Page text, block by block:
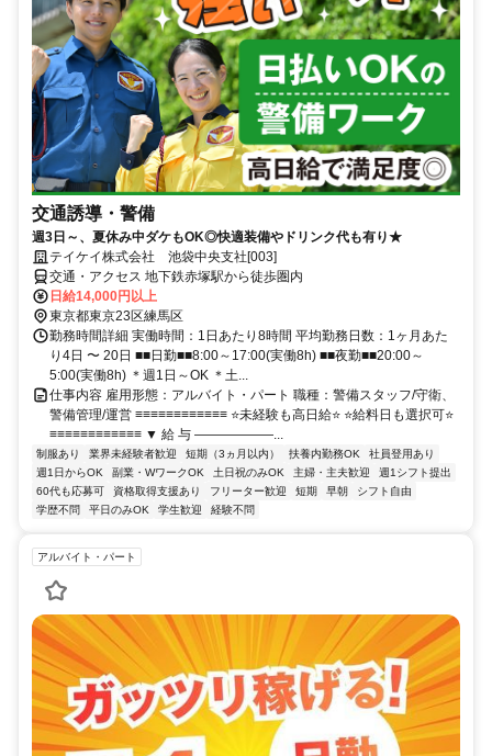
交通誘導・警備
週3日～、夏休み中ダケもOK◎快適装備やドリンク代も有り★
テイケイ株式会社 池袋中央支社[003]
交通・アクセス 地下鉄赤塚駅から徒歩圏内
日給14,000円以上
東京都東京23区練馬区
勤務時間詳細 実働時間：1日あたり8時間 平均勤務日数：1ヶ月あた
り4日 〜 20日 ■■日勤■■8:00～17:00(実働8h) ■■夜勤■■20:00～
5:00(実働8h) ＊週1日～OK ＊土...
仕事内容 雇用形態：アルバイト・パート 職種：警備スタッフ/守衛、
警備管理/運営 ≡≡≡≡≡≡≡≡≡≡≡≡ ⭐未経験も高日給⭐ ⭐給料日も選択可⭐
≡≡≡≡≡≡≡≡≡≡≡≡ ▼ 給 与 ――――――...
制服あり 業界未経験者歓迎 短期（3ヵ月以内） 扶養内勤務OK
社員登用あり
週1日からOK
副業・WワークOK 土日祝のみOK 主婦・主夫歓迎
週1シフト提出
60代も応募可
資格取得支援あり フリーター歓迎 短期 早朝
シフト自由
学歴不問
平日のみOK 学生歓迎 経験不問
アルバイト・パート